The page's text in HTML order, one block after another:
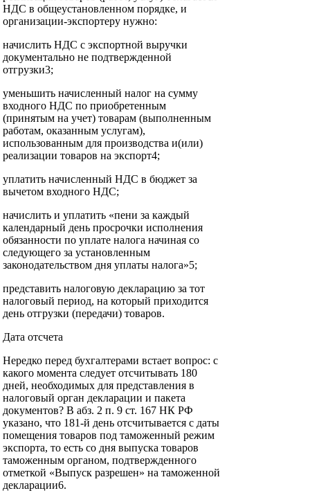
НДС в общеустановленном порядке, и
организации-экспортеру нужно:
начислить НДС с экспортной выручки
документально не подтвержденной
отгрузки3;
уменьшить начисленный налог на сумму
входного НДС по приобретенным
(принятым на учет) товарам (выполненным
работам, оказанным услугам),
использованным для производства и(или)
реализации товаров на экспорт4;
уплатить начисленный НДС в бюджет за
вычетом входного НДС;
начислить и уплатить «пени за каждый
календарный день просрочки исполнения
обязанности по уплате налога начиная со
следующего за установленным
законодательством дня уплаты налога»5;
представить налоговую декларацию за тот
налоговый период, на который приходится
день отгрузки (передачи) товаров.
Дата отсчета
Нередко перед бухгалтерами встает вопрос: с
какого момента следует отсчитывать 180
дней, необходимых для представления в
налоговый орган декларации и пакета
документов? В абз. 2 п. 9 ст. 167 НК РФ
указано, что 181-й день отсчитывается с даты
помещения товаров под таможенный режим
экспорта, то есть со дня выпуска товаров
таможенным органом, подтвержденного
отметкой «Выпуск разрешен» на таможенной
декларации6.